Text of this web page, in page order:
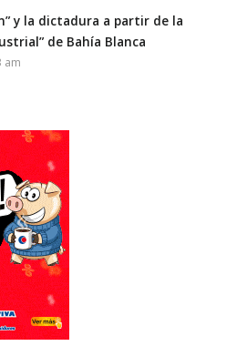
y la dictadura a partir de la
de Bahía Blanca
am